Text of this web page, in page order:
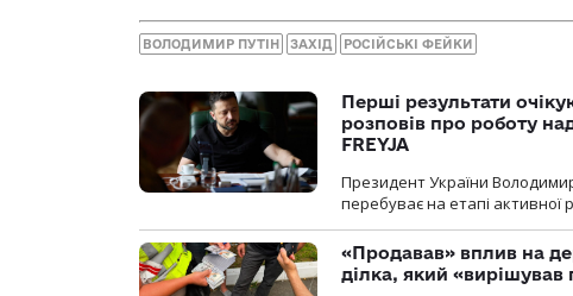
ВОЛОДИМИР ПУТІН ЗАХІД РОСІЙСЬКІ ФЕЙКИ
Перші результати
розповів про роботу
FREYJA
Президент України
перебуває на етапі активної
«Продавав» вплив на
ділка, який